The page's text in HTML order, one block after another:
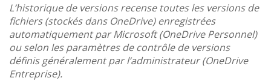
L’historique de versions recense toutes les versions de
fichiers (stockés dans OneDrive) enregistrées
automatiquement par Microsoft (OneDrive Personnel)
ou selon les paramètres de contrôle de versions
définis généralement par l’administrateur (OneDrive
Entreprise).